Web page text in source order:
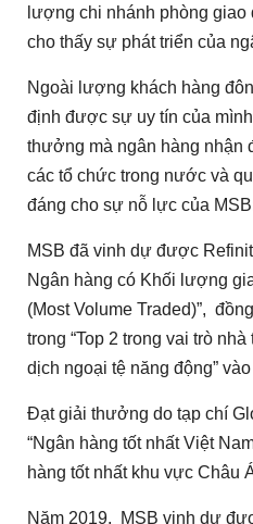
lượng chi nhánh phòng giao
cho thấy sự phát triển của
Ngoài lượng khách hàng
định được sự uy tín của
thưởng mà ngân hàng
các tổ chức trong nước và
đáng cho sự nỗ lực của
MSB đã vinh dự được
Ngân hàng có Khối lượng
(Most Volume Traded)”,
trong “Top 2 trong vai trò
dịch ngoại tệ năng động”
Đạt giải thưởng do tạp chí
“Ngân hàng tốt nhất Việt
hàng tốt nhất khu vực Châu
Năm 2019, MSB vinh dự